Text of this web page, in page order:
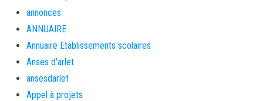
annonces
ANNUAIRE
Annuaire Etablissements scolaires
Anses d'arlet
ansesdarlet
Appel à projets